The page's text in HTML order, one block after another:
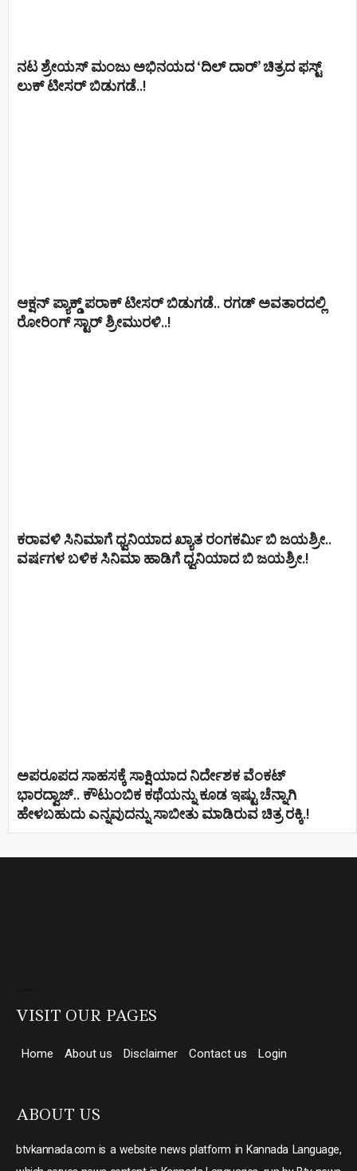
ನಟ ಶ್ರೇಯಸ್ ಮಂಜು ಅಭಿನಯದ ‘ದಿಲ್ ದಾರ್’ ಚಿತ್ರದ ಫಸ್ಟ್
ಲುಕ್ ಟೀಸರ್ ಬಿಡುಗಡೆ..!
ಆಕ್ಷನ್ ಪ್ಯಾಕ್ಡ್ ಪರಾಕ್ ಟೀಸರ್ ಬಿಡುಗಡೆ.. ರಗಡ್ ಅವತಾರದಲ್ಲಿ
ರೋರಿಂಗ್ ಸ್ಟಾರ್ ಶ್ರೀಮುರಳಿ..!
ಕರಾವಳಿ ಸಿನಿಮಾಗೆ ಧ್ವನಿಯಾದ ಖ್ಯಾತ ರಂಗಕರ್ಮಿ ಬಿ ಜಯಶ್ರೀ..
ವರ್ಷಗಳ ಬಳಿಕ ಸಿನಿಮಾ ಹಾಡಿಗೆ ಧ್ವನಿಯಾದ ಬಿ ಜಯಶ್ರೀ.!
ಅಪರೂಪದ ಸಾಹಸಕ್ಕೆ ಸಾಕ್ಷಿಯಾದ ನಿರ್ದೇಶಕ ವೆಂಕಟ್
ಭಾರದ್ವಾಜ್.. ಕೌಟುಂಬಿಕ ಕಥೆಯನ್ನು ಕೂಡ ಇಷ್ಟು ಚೆನ್ನಾಗಿ
ಹೇಳಬಹುದು ಎನ್ನವುದನ್ನು ಸಾಬೀತು ಮಾಡಿರುವ ಚಿತ್ರ ರಕ್ಕಿ.!
VISIT OUR PAGES
Home About us Disclaimer Contact us Login
ABOUT US
btvkannada.com is a website news platform in Kannada Language,